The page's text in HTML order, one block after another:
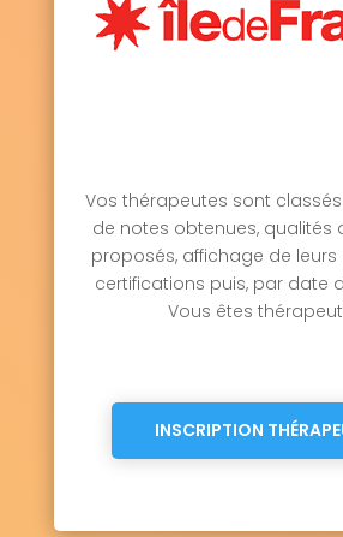
Vos thérapeutes sont
de notes obtenues, qualités
proposés, affichage de
certifications puis, par date
Vous êtes
INSCRIPTION